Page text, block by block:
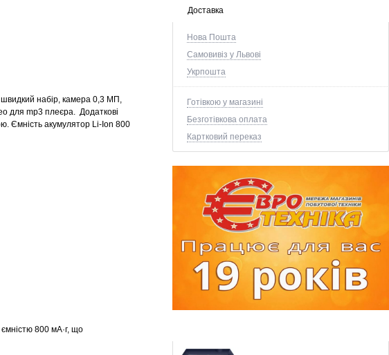
Доставка
Нова Пошта
Самовивіз у Львові
Укрпошта
Готівкою у магазині
Безготівкова оплата
Картковий переказ
набір, камера 0,3 МП,
для mp3 плеєра. Додаткові
. Ємність акумулятор Li-Ion 800
800 мА·г, що